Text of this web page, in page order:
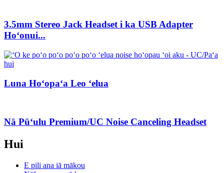
3.5mm Stereo Jack Headset i ka USB Adapter
Hoʻonui...
Luna Hoʻopaʻa Leo ʻelua
Nā Pūʻulu Premium/UC Noise Canceling Headset
Hui
E pili ana iā mākou